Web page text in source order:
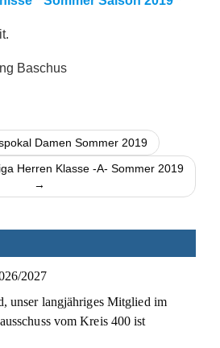
Baschus
Damen Sommer 2019
Herren Klasse -A- Sommer 2019
→
2027
unser langjähriges Mitglied im
vom Kreis 400 ist